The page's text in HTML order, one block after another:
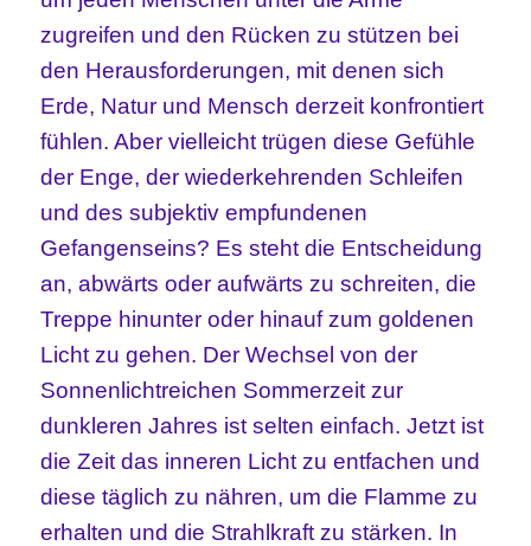
zugreifen und den Rücken zu stützen bei
den Herausforderungen, mit denen sich
Erde, Natur und Mensch derzeit konfrontiert
fühlen. Aber vielleicht trügen diese Gefühle
der Enge, der wiederkehrenden Schleifen
und des subjektiv empfundenen
Gefangenseins? Es steht die Entscheidung
an, abwärts oder aufwärts zu schreiten, die
Treppe hinunter oder hinauf zum goldenen
Licht zu gehen. Der Wechsel von der
Sonnenlichtreichen Sommerzeit zur
dunkleren Jahres ist selten einfach. Jetzt ist
die Zeit das inneren Licht zu entfachen und
diese täglich zu nähren, um die Flamme zu
erhalten und die Strahlkraft zu stärken. In